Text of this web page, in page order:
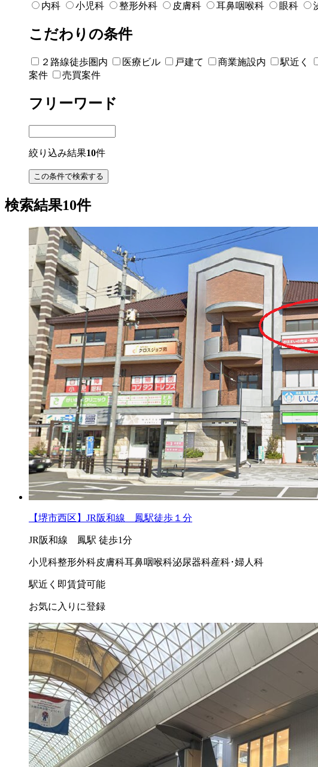
内科 小児科 整形外科 皮膚科 耳鼻咽喉科 眼科
こだわりの条件
２路線徒歩圏内 医療ビル 戸建て 商業施設内 駅近く
案件
売買案件
フリーワード
絞り込み結果10件
検索結果10件
【堺市西区】JR阪和線 鳳駅徒歩１分
JR阪和線 鳳駅 徒歩1分
小児科整形外科皮膚科耳鼻咽喉科泌尿器科産科･婦人科
駅近く 即賃貸可能
お気に入りに登録